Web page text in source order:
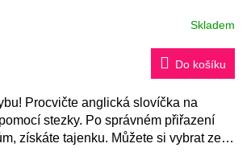
Skladem
Do košíku
Procvičte anglická slovíčka na
stezky. Po správném přiřazení
získáte tajenku. Můžete si vybrat ze